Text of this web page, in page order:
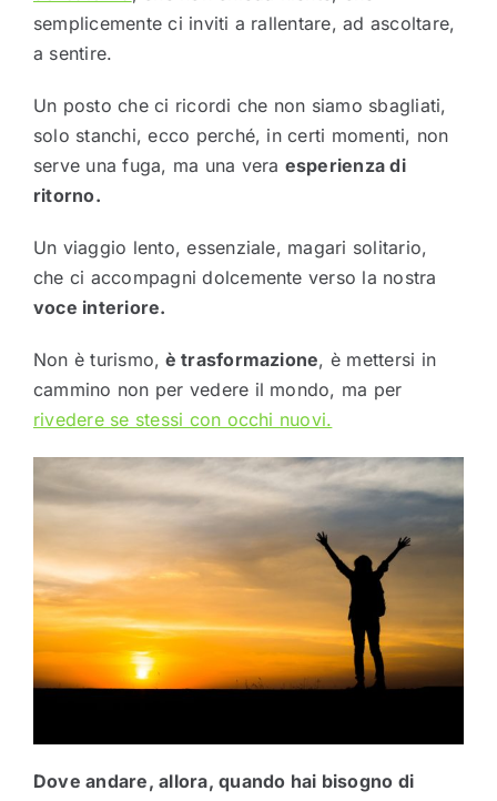
semplicemente ci inviti a rallentare, ad ascoltare,
a sentire.
Un posto che ci ricordi che non siamo sbagliati,
solo stanchi, ecco perché, in certi momenti, non
serve una fuga, ma una vera esperienza di
ritorno.
Un viaggio lento, essenziale, magari solitario,
che ci accompagni dolcemente verso la nostra
voce interiore.
Non è turismo, è trasformazione, è mettersi in
cammino non per vedere il mondo, ma per
rivedere se stessi con occhi nuovi.
Dove andare, allora, quando hai bisogno di